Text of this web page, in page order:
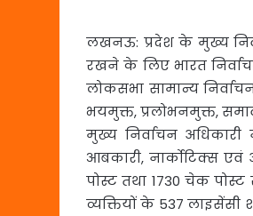
लखनऊ: प्रदेश के मुख्य
रखने के लिए भारत
लोकसभा सामान्य
भयमुक्त, प्रलोभनमुक्त,
मुख्य निर्वाचन
आबकारी, नार्कोटिक्स एवं
पोस्ट तथा 1730 चेक पोस्ट
व्यक्तियों के 537 लाइसेंसी